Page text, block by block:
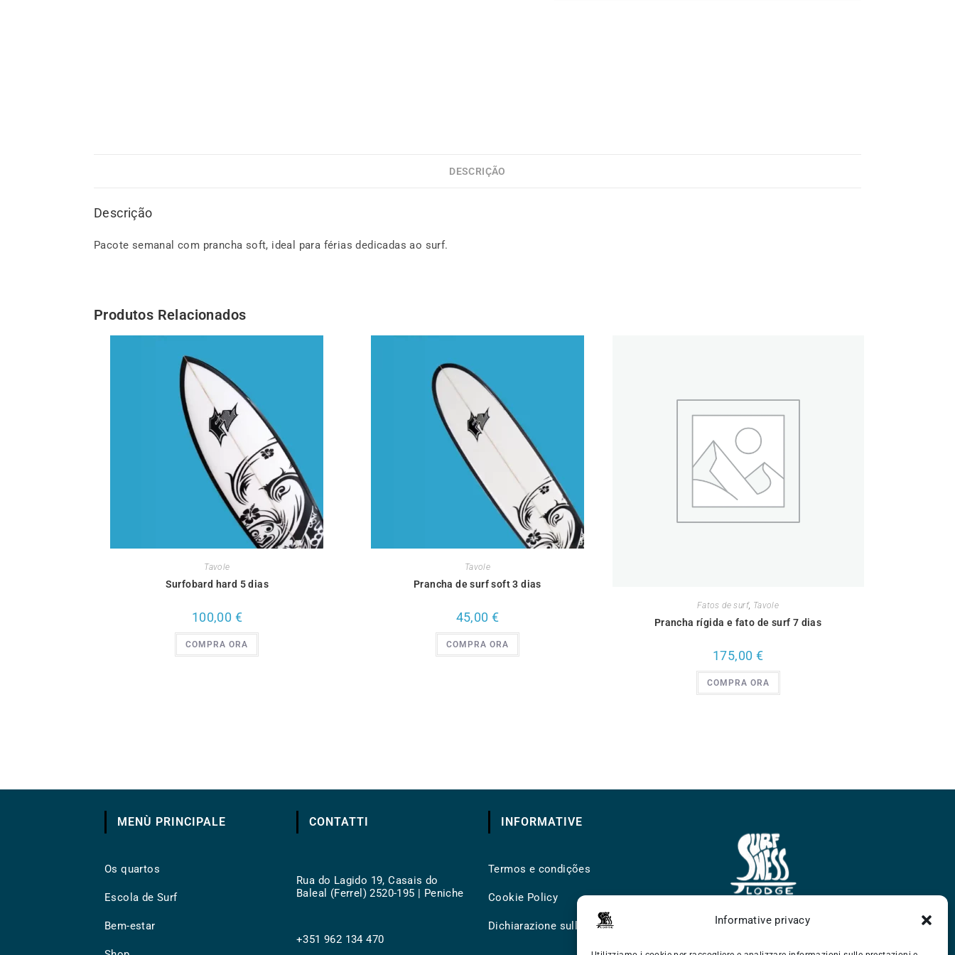
Informative privacy
DESCRIÇÃO
Descrição
Pacote semanal com prancha soft, ideal para férias dedicadas ao surf.
Produtos Relacionados
Tavole
Surfobard hard 5 dias
100,00 €
COMPRA ORA
Tavole
Prancha de surf soft 3 dias
45,00 €
COMPRA ORA
Fatos de surf, Tavole
Prancha rígida e fato de surf 7 dias
175,00 €
COMPRA ORA
MENÙ PRINCIPALE
Os quartos
Escola de Surf
Bem-estar
CONTATTI
Rua do Lagido 19, Casais do
Baleal (Ferrel) 2520-195 | Peniche
+351 962 134 470
INFORMATIVE
Termos e condições
Cookie Policy
Dichiarazione sulla Privacy